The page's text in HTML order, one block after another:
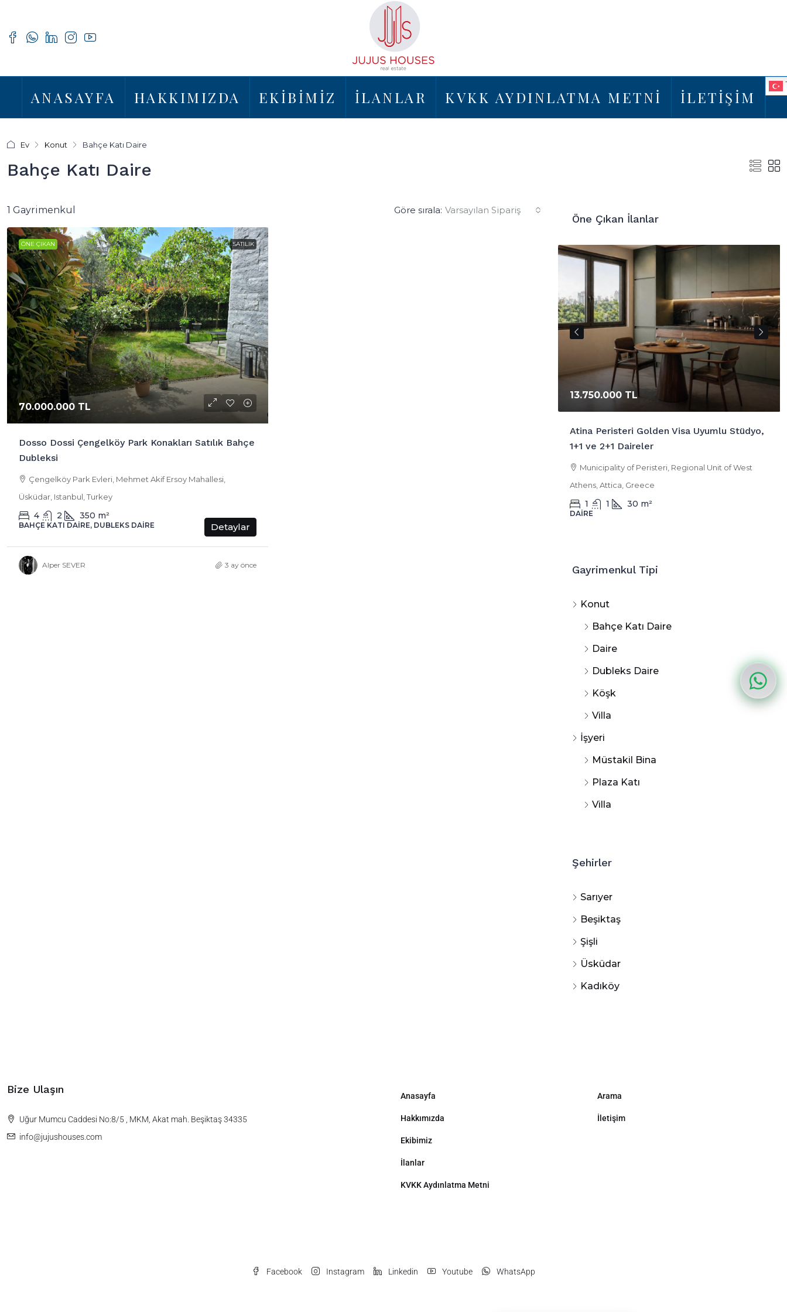
ANASAYFA HAKKIMIZDA EKİBİMİZ İLANLAR KVKK AYDINLATMA METNİ İLETİŞİM
Ev Konut Bahçe Katı Daire
Bahçe Katı Daire
1 Gayrimenkul Göre sırala: Varsayılan Sipariş
ÖNE ÇIKAN SATILIK
70.000.000 TL
Dosso Dossi Çengelköy Park Konakları Satılık Bahçe
Dubleksi
Çengelköy Park Evleri, Mehmet Akif Ersoy Mahallesi,
Üsküdar, Istanbul, Turkey
4 2 350 m²
BAHÇE KATI DAIRE, DUBLEKS DAIRE Detaylar
Alper SEVER 3 ay önce
Öne Çıkan İlanlar
13.750.000 TL
Atina Peristeri Golden Visa Uyumlu Stüdyo,
1+1 ve 2+1 Daireler
Municipality of Peristeri, Regional Unit of West
Athens, Attica, Greece
1 1 30 m²
DAIRE
Gayrimenkul Tipi
Konut
Bahçe Katı Daire
Daire
Dubleks Daire
Köşk
Villa
İşyeri
Müstakil Bina
Plaza Katı
Villa
Şehirler
Sarıyer
Beşiktaş
Şişli
Üsküdar
Kadıköy
Bize Ulaşın
Uğur Mumcu Caddesi No:8/5 , MKM, Akat mah. Beşiktaş 34335
info@jujushouses.com
Anasayfa
Hakkımızda
Ekibimiz
İlanlar
KVKK Aydınlatma Metni
Arama
İletişim
Facebook Instagram Linkedin Youtube WhatsApp